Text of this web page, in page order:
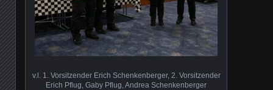
v.l. 1. Vorsitzender Erich Schenkenberger, 2. Vorsitzender
Erich Pflug, Gaby Pflug, Andrea Schenkenberger